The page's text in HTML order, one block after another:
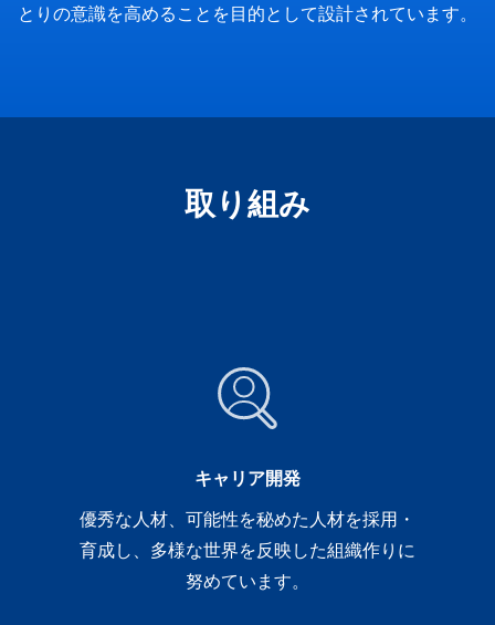
とりの意識を高めることを目的として設計されています。
取り組み
キャリア開発
優秀な人材、可能性を秘めた人材を採用・
育成し、多様な世界を反映した組織作りに
努めています。